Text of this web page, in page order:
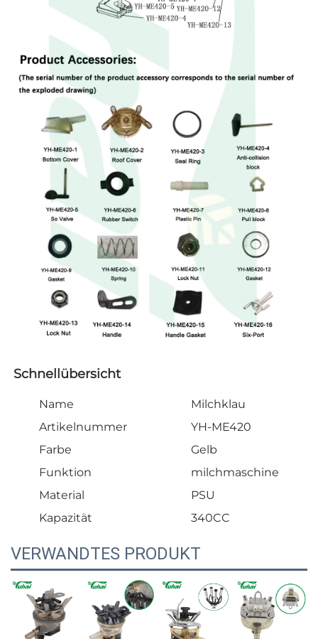
Schnellübersicht
Name
Milchklau
Artikelnummer
YH-ME420
Farbe
Gelb
Funktion
milchmaschine
Material
PSU
Kapazität
340CC
VERWANDTES PRODUKT